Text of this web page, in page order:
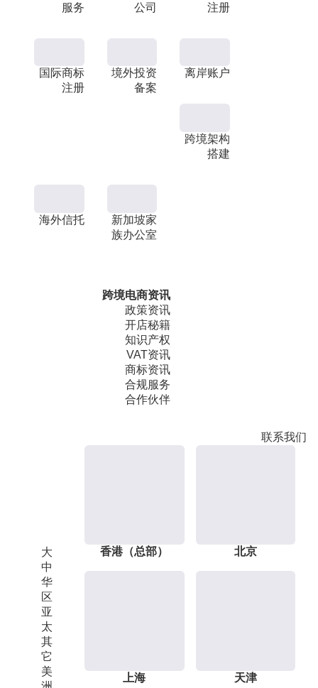
服务
公司
注册
国际商标
注册
境外投资
备案
离岸账户
跨境架构
搭建
海外信托
新加坡家
族办公室
跨境电商资讯
政策资讯
开店秘籍
知识产权
VAT资讯
商标资讯
合规服务
合作伙伴
联系我们
大
中
华
区
亚
太
其
它
美
香港（总部） 北京
上海 天津